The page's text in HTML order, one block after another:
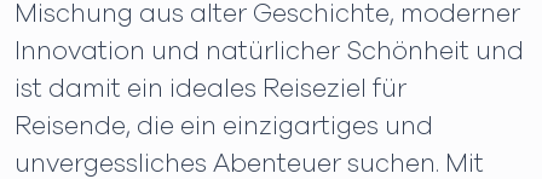
Mischung aus alter Geschichte, moderner
Innovation und natürlicher Schönheit und
ist damit ein ideales Reiseziel für
Reisende, die ein einzigartiges und
unvergessliches Abenteuer suchen. Mit